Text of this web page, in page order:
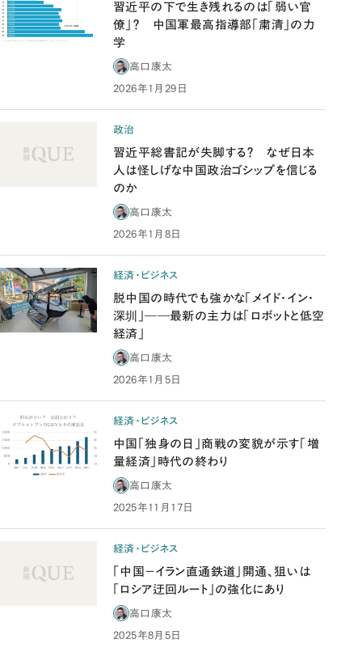
習近平の下で生き残れるのは「弱い官
僚」？ 中国軍最高指導部「粛清」の力
学
高口康太
2026年1月29日
政治
習近平総書記が失脚する？ なぜ日本
人は怪しげな中国政治ゴシップを信じる
のか
高口康太
2026年1月8日
経済・ビジネス
脱中国の時代でも強かな「メイド・イン・
深圳」――最新の主力は「ロボットと低空
経済」
高口康太
2026年1月5日
経済・ビジネス
中国「独身の日」商戦の変貌が示す「増
量経済」時代の終わり
高口康太
2025年11月17日
経済・ビジネス
「中国－イラン直通鉄道」開通、狙いは
「ロシア迂回ルート」の強化にあり
高口康太
2025年8月5日